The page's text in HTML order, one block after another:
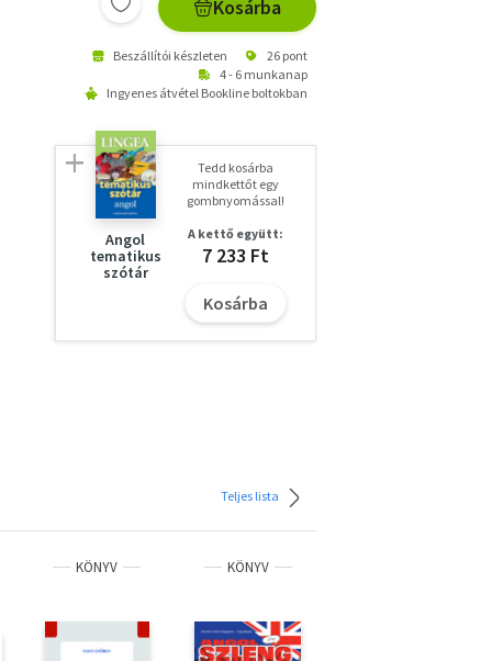
Kosárba
Beszállítói készleten
26 pont
4 - 6 munkanap
Ingyenes átvétel Bookline boltokban
Angol
tematikus
szótár
Tedd kosárba
mindkettőt egy
gombnyomással!
A kettő együtt:
7 233 Ft
Kosárba
Teljes lista
KÖNYV KÖNYV